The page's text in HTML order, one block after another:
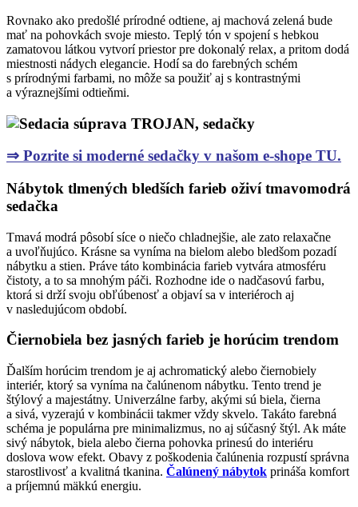
Rovnako ako predošlé prírodné odtiene, aj machová zelená bude
mať na pohovkách svoje miesto. Teplý tón v spojení s hebkou
zamatovou látkou vytvorí priestor pre dokonalý relax, a pritom dodá
miestnosti nádych elegancie. Hodí sa do farebných schém
s prírodnými farbami, no môže sa použiť aj s kontrastnými
a výraznejšími odtieňmi.
⇒ Pozrite si moderné sedačky v našom e-shope TU.
Nábytok tlmených bledších farieb oživí tmavomodrá
sedačka
Tmavá modrá pôsobí síce o niečo chladnejšie, ale zato relaxačne
a uvoľňujúco. Krásne sa vyníma na bielom alebo bledšom pozadí
nábytku a stien. Práve táto kombinácia farieb vytvára atmosféru
čistoty, a to sa mnohým páči. Rozhodne ide o nadčasovú farbu,
ktorá si drží svoju obľúbenosť a objaví sa v interiéroch aj
v nasledujúcom období.
Čiernobiela bez jasných farieb je horúcim trendom
Ďalším horúcim trendom je aj achromatický alebo čiernobiely
interiér, ktorý sa vyníma na čalúnenom nábytku. Tento trend je
štýlový a majestátny. Univerzálne farby, akými sú biela, čierna
a sivá, vyzerajú v kombinácii takmer vždy skvelo. Takáto farebná
schéma je populárna pre minimalizmus, no aj súčasný štýl. Ak máte
sivý nábytok, biela alebo čierna pohovka prinesú do interiéru
doslova wow efekt. Obavy z poškodenia čalúnenia rozpustí správna
starostlivosť a kvalitná tkanina. Čalúnený nábytok prináša komfort
a príjemnú mäkkú energiu.